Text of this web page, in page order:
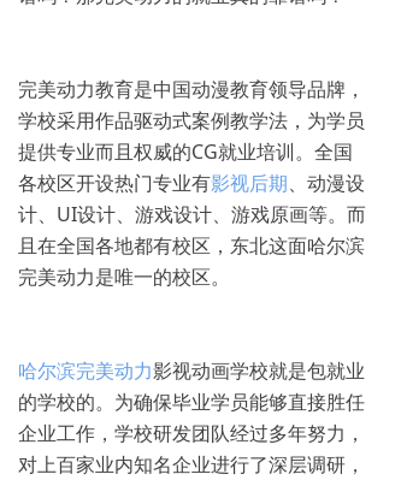
完美动力教育是中国动漫教育领导品牌，
学校采用作品驱动式案例教学法，为学员
提供专业而且权威的CG就业培训。全国
各校区开设热门专业有影视后期、动漫设
计、UI设计、游戏设计、游戏原画等。而
且在全国各地都有校区，东北这面哈尔滨
完美动力是唯一的校区。
哈尔滨完美动力影视动画学校就是包就业
的学校的。为确保毕业学员能够直接胜任
企业工作，学校研发团队经过多年努力，
对上百家业内知名企业进行了深层调研，